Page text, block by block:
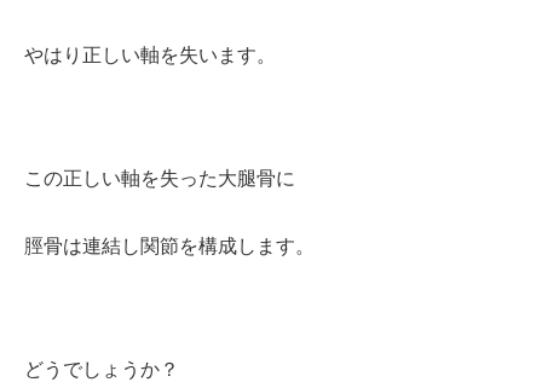
やはり正しい軸を失います。
この正しい軸を失った大腿骨に
脛骨は連結し関節を構成します。
どうでしょうか？